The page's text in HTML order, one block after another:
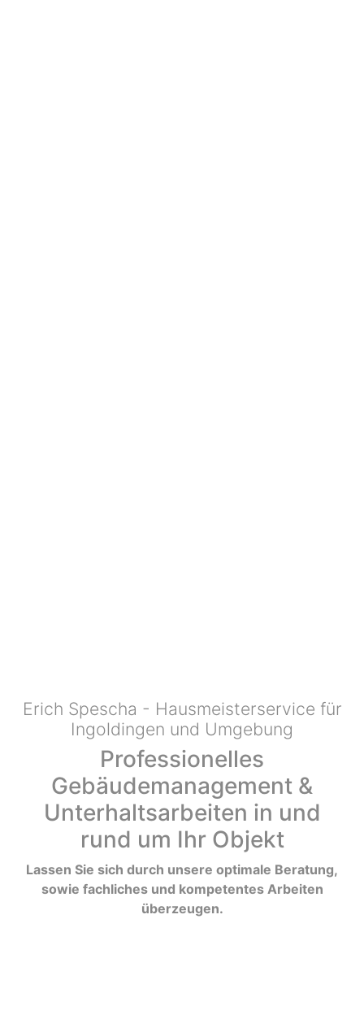
Erich Spescha - Hausmeisterservice für
Ingoldingen und Umgebung
Professionelles
Gebäudemanagement &
Unterhaltsarbeiten in und
rund um Ihr Objekt
Lassen Sie sich durch unsere optimale Beratung,
sowie fachliches und kompetentes Arbeiten
überzeugen.